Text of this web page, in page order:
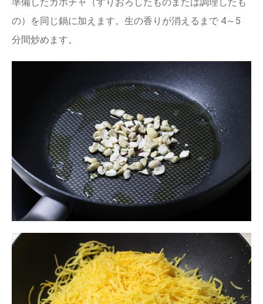
の）を同じ鍋に加えます。生の香りが消えるまで 4～5
分間炒めます。